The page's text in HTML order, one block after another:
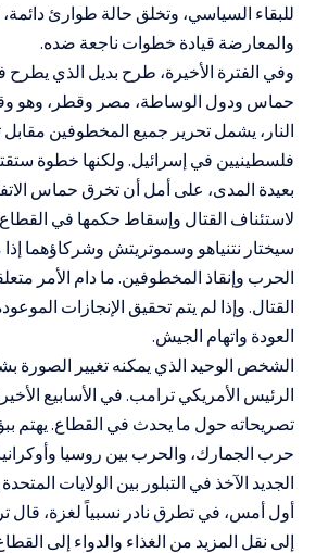
للبقاء السياسي، وتخلق حالة طوارئ
والمعارضة قيادة خطوات ناجعة ضده.
وفي الفترة الأخيرة، طرح بديل الذي يطرح
حماس ودول الوساطة، مصر وقطر، وهو
النار، يشمل تحرير جميع المخطوفين مقابل
فلسطينيين في إسرائيل. ولكنها خطوة
بعيدة المدى، على أمل أن تخرق حماس
لاستئناف القتال وإسقاط حكمها في
سيختار نتنياهو وسموتريتش وشركاؤهما إذا
الحرب وإنقاذ المخطوفين. ما دام الأمر
القتال. وإذا لم يتم تحقيق الإنجازات
العودة واتهام الجيش.
الشخص الوحيد الذي يمكنه تغيير الصورة
الرئيس الأمريكي ترامب. في الأسابيع
تصريحاته حول ما يحدث في القطاع. يهتم
حرب الجمارك، والحرب بين روسيا
الجديد الآخذ في التبلور بين الولايات
أول أمس، في تطرق نادر نسبياً لغزة، قال
إلى نقل المزيد من الغذاء والدواء إلى